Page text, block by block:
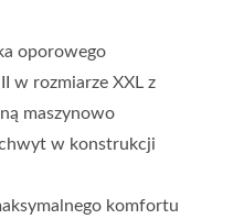
oporowego
w rozmiarze XXL z
maszynowo
w konstrukcji
komfortu